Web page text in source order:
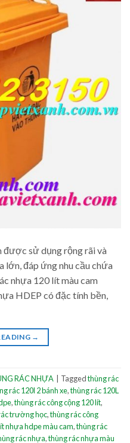
được sử dụng rộng rãi và
lớn, đáp ứng nhu cầu chứa
nhựa 120 lít màu cam
HDEP có đặc tính bền,
→
RÁC NHỰA Taggedthùng rác
rác 120l 2 bánh xe,thùng rác 120L
,thùng rác công cộng 120 lít,
trường học,thùng rác công
nhựa hdpe màu cam,thùng rác
rác nhựa,thùng rác nhựa màu